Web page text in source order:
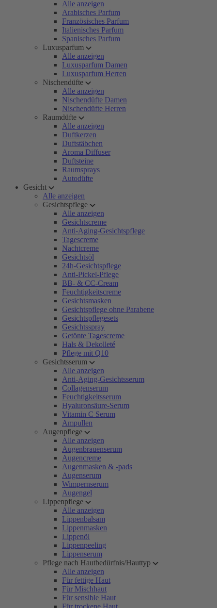
Alle anzeigen
Arabisches Parfum
Französisches Parfum
Italienisches Parfum
Spanisches Parfum
Luxusparfum
Alle anzeigen
Luxusparfum Damen
Luxusparfum Herren
Nischendüfte
Alle anzeigen
Nischendüfte Damen
Nischendüfte Herren
Raumdüfte
Alle anzeigen
Duftkerzen
Duftstäbchen
Aroma Diffuser
Duftsteine
Raumsprays
Autodüfte
Gesicht
Alle anzeigen
Gesichtspflege
Alle anzeigen
Gesichtscreme
Anti-Aging-Gesichtspflege
Tagescreme
Nachtcreme
Gesichtsöl
24h-Gesichtspflege
Anti-Pickel-Pflege
BB- & CC-Cream
Feuchtigkeitscreme
Gesichtsmasken
Gesichtspflege ohne Parabene
Gesichtspflegesets
Gesichtsspray
Getönte Tagescreme
Hals & Dekolleté
Pflege mit Q10
Gesichtsserum
Alle anzeigen
Anti-Aging-Gesichtsserum
Collagenserum
Feuchtigkeitsserum
Hyaluronsäure-Serum
Vitamin C Serum
Ampullen
Augenpflege
Alle anzeigen
Augenbrauenserum
Augencreme
Augenmasken & -pads
Augenserum
Wimpernserum
Augengel
Lippenpflege
Alle anzeigen
Lippenbalsam
Lippenmasken
Lippenöl
Lippenpeeling
Lippenserum
Pflege nach Hautbedürfnis/Hauttyp
Alle anzeigen
Für fettige Haut
Für Mischhaut
Für sensible Haut
Für trockene Haut